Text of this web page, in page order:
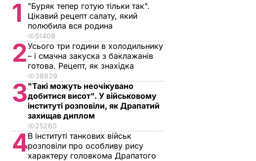
1
"Буряк тепер готую тільки так".
Цікавий рецепт салату, який
полюбила вся родина
51408
2Усього три години в холодильнику
– і смачна закуска з баклажанів
готова. Рецепт, як знахідка
38929
3"Такі можуть неочікувано
добитися висот". У військовому
інституті розповіли, як Драпатий
захищав диплом
25260
4В інституті танкових військ
розповіли про особливу рису
характеру головкома Драпатого